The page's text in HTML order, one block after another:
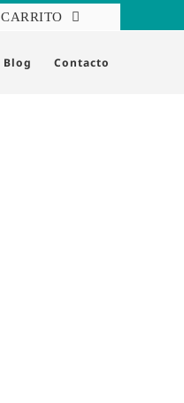
CARRITO
Blog Contacto